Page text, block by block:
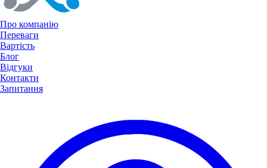
Про компанію
Переваги
Вартість
Блог
Відгуки
Контакти
Запитання